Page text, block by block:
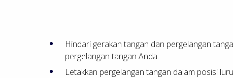
Hindari gerakan tangan dan pergelangan
pergelangan tangan Anda.
Letakkan pergelangan tangan dalam posisi